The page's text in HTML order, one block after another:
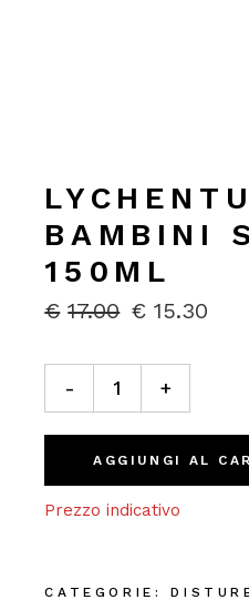
BAMBINI
150ML
€ 17.00
IL
ORIGINALE
ERA:
€17.00.
€ 15.30
IL
ATTUALE
€15.30.
Lychentux bambini
- +
AGGIUNGI AL
Prezzo indicativo
CATEGORIE: